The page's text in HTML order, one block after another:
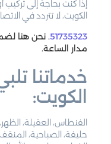
إذا كنت بحاجة إلى
الكويت، لا تتردد في
51735323. نحن هنا
مدار الساعة.
خدماتنا
الكويت:
الفنطاس، العقيلة،
حليفة، الصباحية،